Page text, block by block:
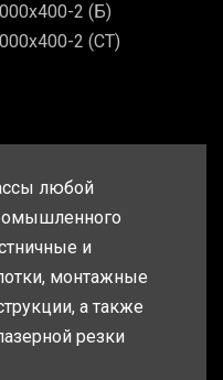
2 (Б)
2 (СТ)
любой
и
монтажные
а также
резки